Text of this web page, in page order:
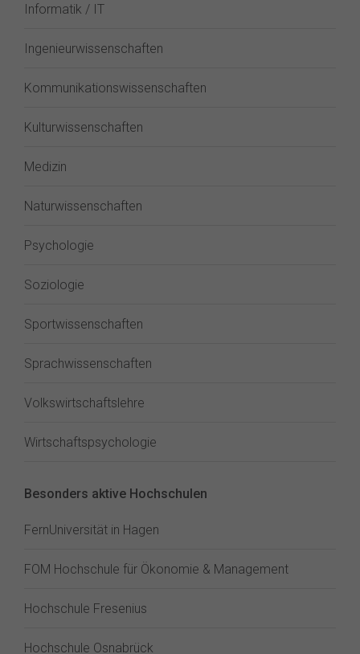
Informatik / IT
Ingenieurwissenschaften
Kommunikationswissenschaften
Kulturwissenschaften
Medizin
Naturwissenschaften
Psychologie
Soziologie
Sportwissenschaften
Sprachwissenschaften
Volkswirtschaftslehre
Wirtschaftspsychologie
Besonders aktive Hochschulen
FernUniversität in Hagen
FOM Hochschule für Ökonomie & Management
Hochschule Fresenius
Hochschule Osnabrück